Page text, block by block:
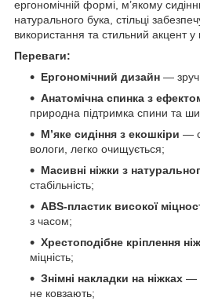
ергономічній формі, м’якому
натурального бука, стільці
використання та стильний акцент у
Переваги:
Ергономічний дизайн —
Анатомічна спинка з
природна підтримка спини та
М’яке сидіння з екошкіри —
вологи, легко очищується;
Масивні ніжки з
стабільність;
ABS-пластик високої
з часом;
Хрестоподібне кріплення
міцність;
Знімні накладки на ніжках —
не ковзають;